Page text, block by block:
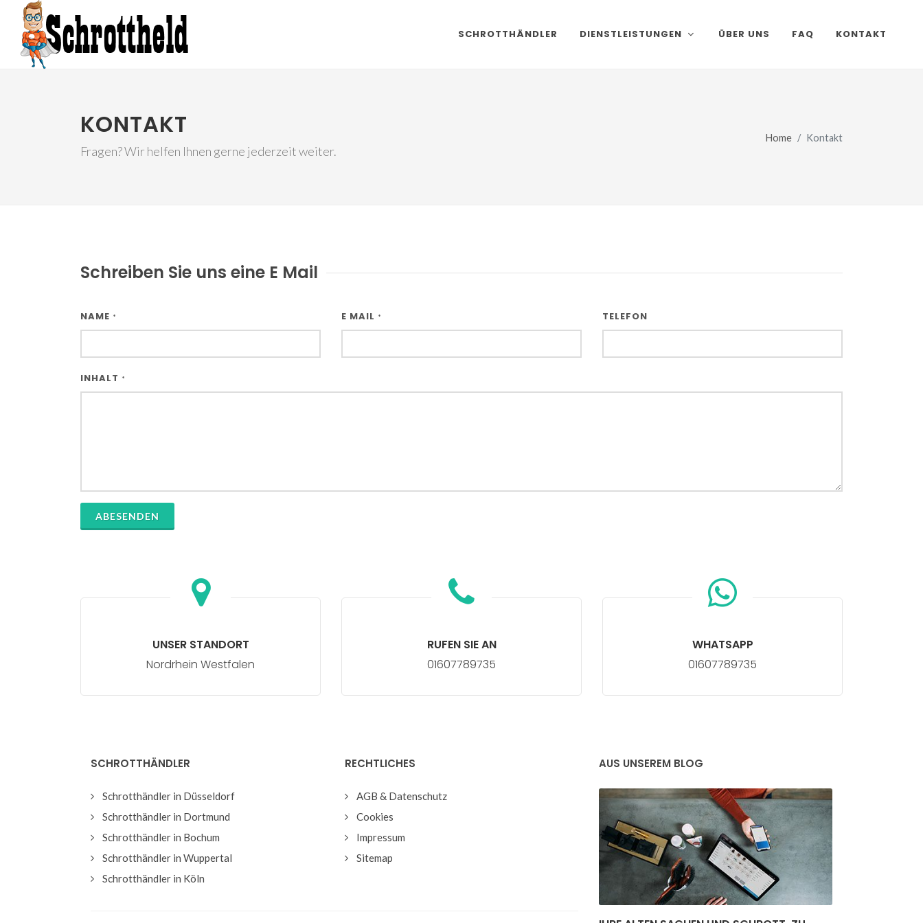
SCHROTTHÄNDLER DIENSTLEISTUNGEN ÜBER UNS FAQ KONTAKT
KONTAKT
Fragen? Wir helfen Ihnen gerne jederzeit weiter.
Home Kontakt
Schreiben Sie uns eine E Mail
NAME * E MAIL * TELEFON
INHALT *
ABESENDEN
UNSER STANDORT
Nordrhein Westfalen
RUFEN SIE AN
01607789735
WHATSAPP
01607789735
SCHROTTHÄNDLER
Schrotthändler in Düsseldorf
Schrotthändler in Dortmund
Schrotthändler in Bochum
Schrotthändler in Wuppertal
Schrotthändler in Köln
RECHTLICHES
AGB & Datenschutz
Cookies
Impressum
Sitemap
AUS UNSEREM BLOG